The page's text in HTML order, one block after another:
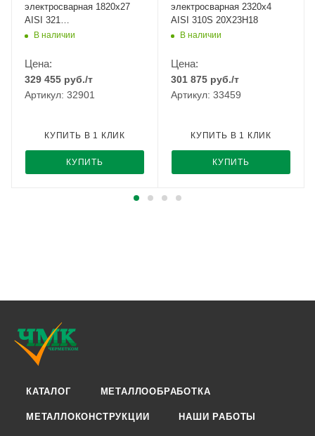
электросварная 1820х27
AISI 321
12Х18Н10Т/08Х18Н10Т
В наличии
Цена:
329 455 руб./т
Артикул: 32901
КУПИТЬ
КУПИТЬ В 1 КЛИК
электросварная 2320х4
AISI 310S 20Х23Н18
В наличии
Цена:
301 875 руб./т
Артикул: 33459
КУПИТЬ
КУПИТЬ В 1 КЛИК
КАТАЛОГ МЕТАЛЛООБРАБОТКА
МЕТАЛЛОКОНСТРУКЦИИ НАШИ РАБОТЫ